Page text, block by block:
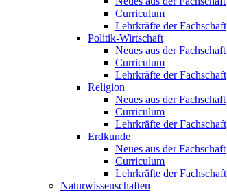
Curriculum
Lehrkräfte der Fachschaft
Politik-Wirtschaft
Neues aus der Fachschaft
Curriculum
Lehrkräfte der Fachschaft
Religion
Neues aus der Fachschaft
Curriculum
Lehrkräfte der Fachschaft
Erdkunde
Neues aus der Fachschaft
Curriculum
Lehrkräfte der Fachschaft
Naturwissenschaften